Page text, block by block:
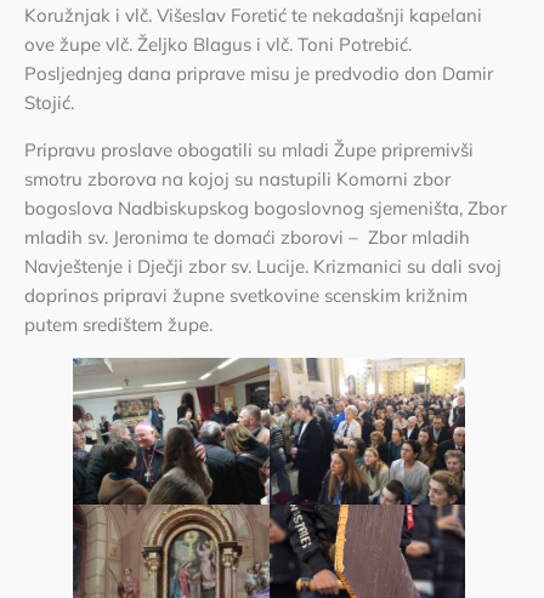
Koružnjak i vlč. Višeslav Foretić te nekadašnji kapelani
ove župe vlč. Željko Blagus i vlč. Toni Potrebić.
Posljednjeg dana priprave misu je predvodio don Damir
Stojić.
Pripravu proslave obogatili su mladi Župe pripremivši
smotru zborova na kojoj su nastupili Komorni zbor
bogoslova Nadbiskupskog bogoslovnog sjemeništa, Zbor
mladih sv. Jeronima te domaći zborovi – Zbor mladih
Navještenje i Dječji zbor sv. Lucije. Krizmanici su dali svoj
doprinos pripravi župne svetkovine scenskim križnim
putem središtem župe.